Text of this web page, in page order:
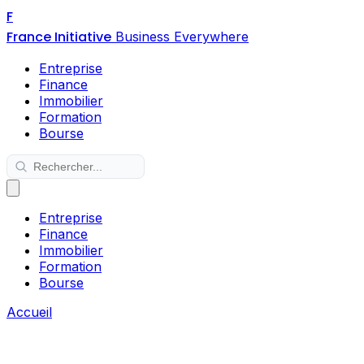
F
France Initiative Business Everywhere
Entreprise
Finance
Immobilier
Formation
Bourse
Entreprise
Finance
Immobilier
Formation
Bourse
Accueil